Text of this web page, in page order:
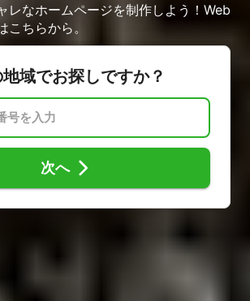
レなホームページを制作しよう！Web
ちらから。
地域でお探しですか？
次へ